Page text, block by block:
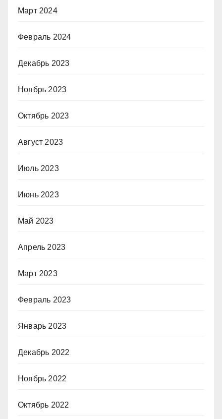
Март 2024
Февраль 2024
Декабрь 2023
Ноябрь 2023
Октябрь 2023
Август 2023
Июль 2023
Июнь 2023
Май 2023
Апрель 2023
Март 2023
Февраль 2023
Январь 2023
Декабрь 2022
Ноябрь 2022
Октябрь 2022